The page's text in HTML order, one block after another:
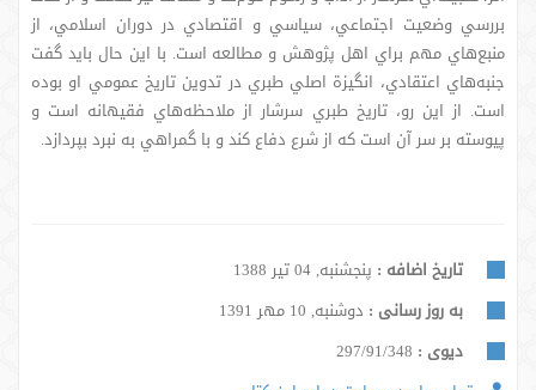
بررسي وضعيت اجتماعي، سياسي و اقتصادي در دوران اسلامي، از
منبع‌هاي مهم براي اهل پژوهش و مطالعه است. با اين حال بايد گفت
جنبه‌هاي اعتقادي، انگيزة اصلي طبري در تدوين تاريخ عمومي او بوده
است. از این رو، تاريخ طبري سرشار از ملاحظه‌هاي فقيهانه است و
پيوسته بر سر آن است كه از شرع دفاع كند و با گمراهي به نبرد بپردازد.
تاریخ اضافه : پنجشنبه, 04 تیر 1388
به روز رسانی : دوشنبه, 10 مهر 1391
دیوی : 297/91/348